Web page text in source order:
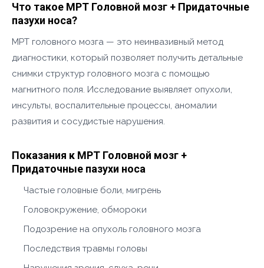
Что такое МРТ Головной мозг + Придаточные
пазухи носа?
МРТ головного мозга — это неинвазивный метод
диагностики, который позволяет получить детальные
снимки структур головного мозга с помощью
магнитного поля. Исследование выявляет опухоли,
инсульты, воспалительные процессы, аномалии
развития и сосудистые нарушения.
Показания к МРТ Головной мозг +
Придаточные пазухи носа
Частые головные боли, мигрень
Головокружение, обмороки
Подозрение на опухоль головного мозга
Последствия травмы головы